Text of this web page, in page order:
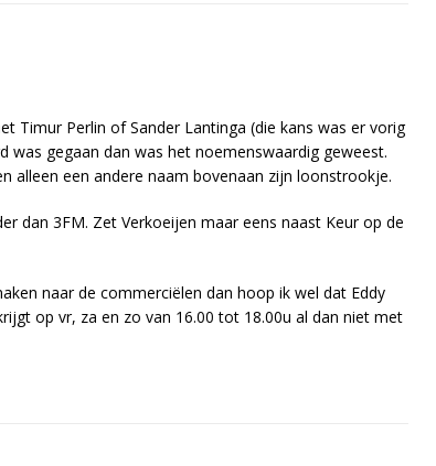
Timur Perlin of Sander Lantinga (die kans was er vorig
was gegaan dan was het noemenswaardig geweest.
alleen een andere naam bovenaan zijn loonstrookje.
dan 3FM. Zet Verkoeijen maar eens naast Keur op de
naar de commerciëlen dan hoop ik wel dat Eddy
op vr, za en zo van 16.00 tot 18.00u al dan niet met